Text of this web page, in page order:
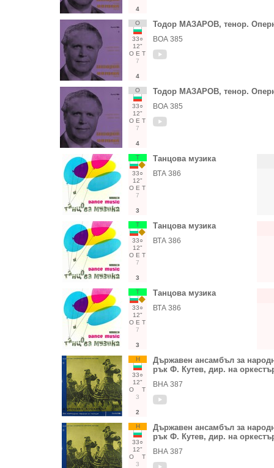
4
О
33○
12"
О Е Т
7
4
Тодор МАЗАРОВ, тенор.
ВОА 385
О
33○
12"
О Е Т
7
4
Тодор МАЗАРОВ, тенор.
ВОА 385
Т
33○
12"
О Е Т
7
3
Танцова музика
ВТА 386
Т
33○
12"
О Е Т
7
3
Танцова музика
ВТА 386
Т
33○
12"
О Е Т
7
3
Танцова музика
ВТА 386
Н
33○
12"
О
Т
3
2
Държавен ансамбъл за
рък Ф. Кутев, дир. на
ВНА 387
Н
33○
12"
О
Т
3
Държавен ансамбъл за
рък Ф. Кутев, дир. на
ВНА 387